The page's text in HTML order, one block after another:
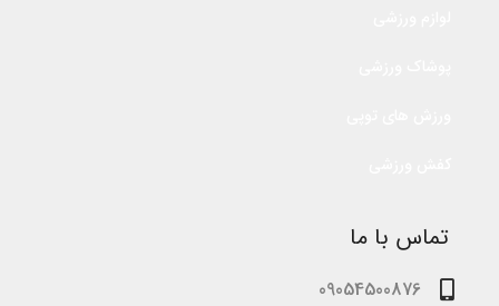
تماس با ما
09054500876